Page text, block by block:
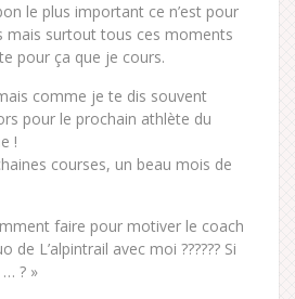
le plus important ce n’est pour
mais surtout tous ces moments
pour ça que je cours.
comme je te dis souvent
pour le prochain athlète du
!
courses, un beau mois de
faire pour motiver le coach
de L’alpintrail avec moi ?????? Si
? »